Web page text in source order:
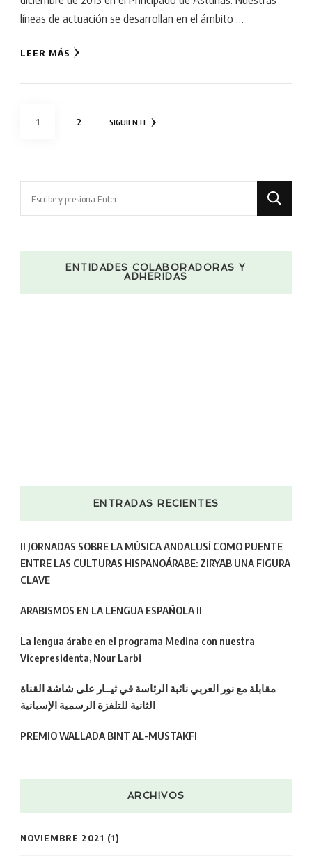
líneas de actuación se desarrollan en el ámbito …
LEER MÁS
Paginación
PÁGINA
1 PÁGINA
2 SIGUIENTE
ENTIDADES COLABORADORAS Y
ADHERIDAS
ENTRADAS RECIENTES
II JORNADAS SOBRE LA MÚSICA ANDALUSÍ COMO PUENTE
ENTRE LAS CULTURAS HISPANOÁRABE: ZIRYAB UNA FIGURA
CLAVE
ARABISMOS EN LA LENGUA ESPAÑOLA II
La lengua árabe en el programa Medina con nuestra
Vicepresidenta, Nour Larbi
مقابلة مع نور العربي نائبة الرئاسة في ثيــار على شاشة القناة
الثانية للتلفزة الرسمية الإسبانية
PREMIO WALLADA BINT AL-MUSTAKFI
ARCHIVOS
NOVIEMBRE 2021 (1)